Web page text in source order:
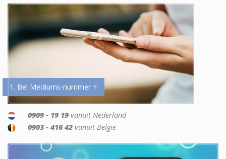
1. Bel Mediums-nummer +
0909 - 19 19 vanuit Nederland
0903 - 416 42 vanuit België